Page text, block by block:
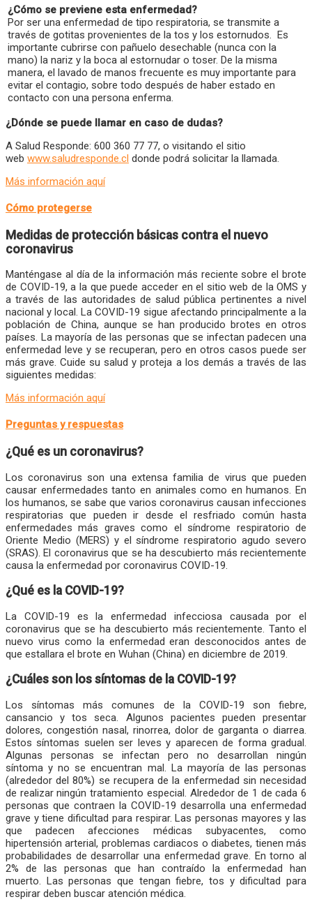
¿Cómo se previene esta enfermedad?
Por ser una enfermedad de tipo respiratoria, se transmite a
través de gotitas provenientes de la tos y los estornudos. Es
importante cubrirse con pañuelo desechable (nunca con la
mano) la nariz y la boca al estornudar o toser. De la misma
manera, el lavado de manos frecuente es muy importante para
evitar el contagio, sobre todo después de haber estado en
contacto con una persona enferma.
¿Dónde se puede llamar en caso de dudas?
A Salud Responde: 600 360 77 77, o visitando el sitio
web www.saludresponde.cl donde podrá solicitar la llamada.
Más información aquí
Cómo protegerse
Medidas de protección básicas contra el nuevo
coronavirus
Manténgase al día de la información más reciente sobre el brote
de COVID-19, a la que puede acceder en el sitio web de la OMS y
a través de las autoridades de salud pública pertinentes a nivel
nacional y local. La COVID-19 sigue afectando principalmente a la
población de China, aunque se han producido brotes en otros
países. La mayoría de las personas que se infectan padecen una
enfermedad leve y se recuperan, pero en otros casos puede ser
más grave. Cuide su salud y proteja a los demás a través de las
siguientes medidas:
Más información aquí
Preguntas y respuestas
¿Qué es un coronavirus?
Los coronavirus son una extensa familia de virus que pueden
causar enfermedades tanto en animales como en humanos. En
los humanos, se sabe que varios coronavirus causan infecciones
respiratorias que pueden ir desde el resfriado común hasta
enfermedades más graves como el síndrome respiratorio de
Oriente Medio (MERS) y el síndrome respiratorio agudo severo
(SRAS). El coronavirus que se ha descubierto más recientemente
causa la enfermedad por coronavirus COVID-19.
¿Qué es la COVID-19?
La COVID-19 es la enfermedad infecciosa causada por el
coronavirus que se ha descubierto más recientemente. Tanto el
nuevo virus como la enfermedad eran desconocidos antes de
que estallara el brote en Wuhan (China) en diciembre de 2019.
¿Cuáles son los síntomas de la COVID-19?
Los síntomas más comunes de la COVID-19 son fiebre,
cansancio y tos seca. Algunos pacientes pueden presentar
dolores, congestión nasal, rinorrea, dolor de garganta o diarrea.
Estos síntomas suelen ser leves y aparecen de forma gradual.
Algunas personas se infectan pero no desarrollan ningún
síntoma y no se encuentran mal. La mayoría de las personas
(alrededor del 80%) se recupera de la enfermedad sin necesidad
de realizar ningún tratamiento especial. Alrededor de 1 de cada 6
personas que contraen la COVID-19 desarrolla una enfermedad
grave y tiene dificultad para respirar. Las personas mayores y las
que padecen afecciones médicas subyacentes, como
hipertensión arterial, problemas cardiacos o diabetes, tienen más
probabilidades de desarrollar una enfermedad grave. En torno al
2% de las personas que han contraído la enfermedad han
muerto. Las personas que tengan fiebre, tos y dificultad para
respirar deben buscar atención médica.